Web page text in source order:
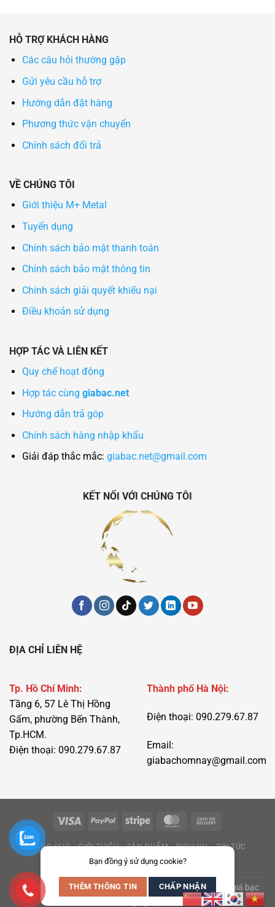
HỖ TRỢ KHÁCH HÀNG
Các câu hỏi thường gặp
Gửi yêu cầu hỗ trợ
Hướng dẫn đặt hàng
Phương thức vận chuyển
Chính sách đổi trả
VỀ CHÚNG TÔI
Giới thiệu M+ Metal
Tuyển dụng
Chính sách bảo mật thanh toán
Chính sách bảo mật thông tin
Chính sách giải quyết khiếu nại
Điều khoản sử dụng
HỢP TÁC VÀ LIÊN KẾT
Quy chế hoạt động
Hợp tác cùng giabac.net
Hướng dẫn trả góp
Chính sách hàng nhập khẩu
Giải đáp thắc mắc: giabac.net@gmail.com
KẾT NỐI VỚI CHÚNG TÔI
ĐỊA CHỈ LIÊN HỆ
Tp. Hồ Chí Minh:
Tầng 6, 57 Lê Thị Hồng
Gấm, phường Bến Thành,
Tp.HCM.
Điện thoại: 090.279.67.87
Thành phố Hà Nội:
Điện thoại: 090.279.67.87
Email:
giabachomnay@gmail.com
TRANG CHỦ GIỚI THIỆU SẢN PHẨM DỊCH VỤ TIN TỨC
LIÊN HỆ
Copyright 2016 - 2026 ©giabac.net
Cập nhật thị trường giá bạc
Bạn đồng ý sử dụng cookie?
THÊM THÔNG TIN CHẤP NHẬN